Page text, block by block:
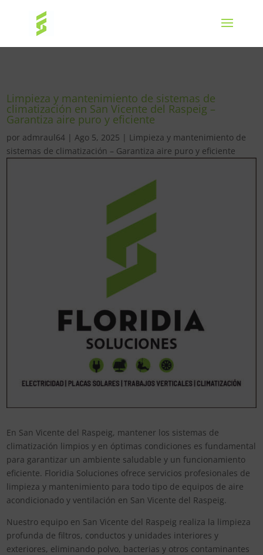
Limpieza y mantenimiento de sistemas de
climatización en San Vicente del Raspeig –
Garantiza aire puro y eficiente
por admraul64 |Ago 5, 2025 | Limpieza y mantenimiento de
sistemas de climatización – Garantiza aire puro y eficiente
En San Vicente del Raspeig, mantener los sistemas de
climatización limpios y en óptimas condiciones es fundamental
para garantizar un ambiente saludable y un funcionamiento
eficiente. Floridia Soluciones ofrece servicios profesionales de
limpieza y mantenimiento para todo tipo de equipos de aire
acondicionado y ventilación en San Vicente del Raspeig.
Nuestro equipo en San Vicente del Raspeig realiza la limpieza
profunda de filtros, conductos y unidades interiores y
exteriores, eliminando polvo, bacterias y otros contaminantes